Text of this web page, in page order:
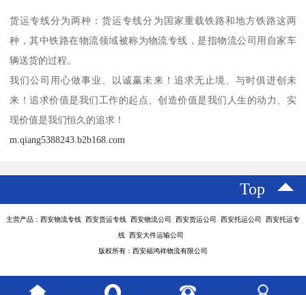
货运专线分为两种：货运专线分为国家重载铁路和地方铁路这两
种，其中铁路在物流领域被称为物流专线，是指物流公司用自家车
辆送货的过程。
我们公司用心做事业、以诚赢未来！追求无止境、与时俱进创未
来！追求价值是我们工作的起点、创造价值是我们人生的动力、实
现价值是我们恒久的追求！
m.qiang5388243.b2b168.com
Top
主营产品：西安物流专线 西安货运专线 西安物流公司 西安货运公司 西安托运公司 西安托运专
线 西安大件运输公司
版权所有：西安福鸿祥物流有限公司